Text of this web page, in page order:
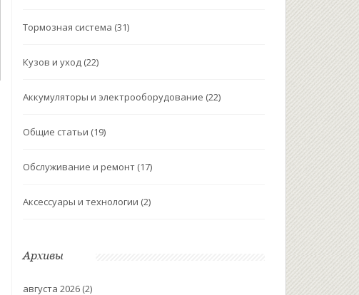
Тормозная система (31)
Кузов и уход (22)
Аккумуляторы и электрооборудование (22)
Общие статьи (19)
Обслуживание и ремонт (17)
Аксессуары и технологии (2)
Архивы
августа 2026 (2)